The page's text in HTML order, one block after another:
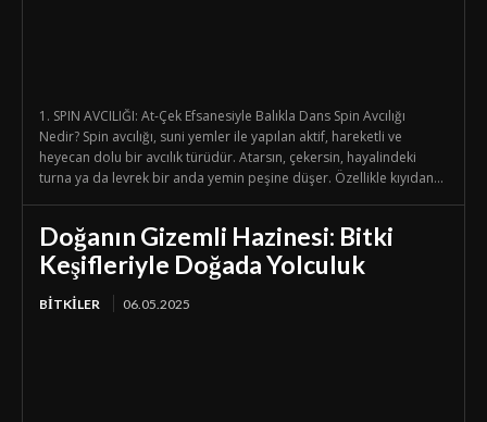
1. SPIN AVCILIĞI: At-Çek Efsanesiyle Balıkla Dans Spin Avcılığı
Nedir? Spin avcılığı, suni yemler ile yapılan aktif, hareketli ve
heyecan dolu bir avcılık türüdür. Atarsın, çekersin, hayalindeki
turna ya da levrek bir anda yemin peşine düşer. Özellikle kıyıdan...
Doğanın Gizemli Hazinesi: Bitki
Keşifleriyle Doğada Yolculuk
BİTKİLER 06.05.2025